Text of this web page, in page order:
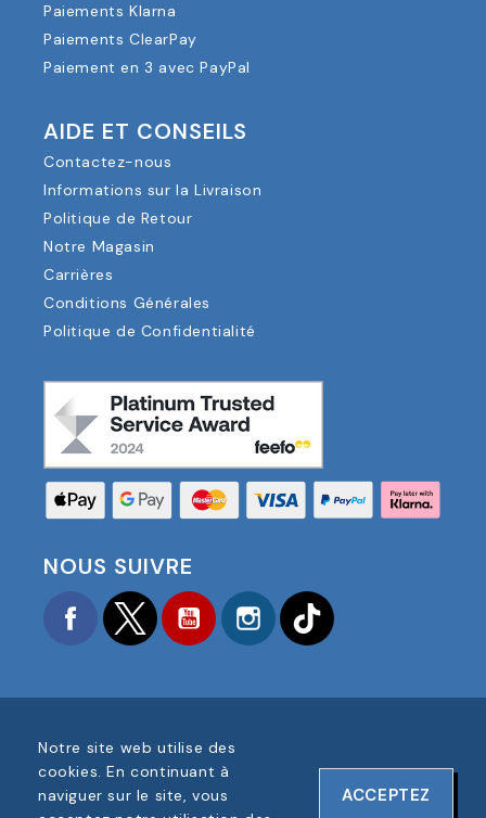
Paiements Klarna
Paiements ClearPay
Paiement en 3 avec PayPal
AIDE ET CONSEILS
Contactez-nous
Informations sur la Livraison
Politique de Retour
Notre Magasin
Carrières
Conditions Générales
Politique de Confidentialité
NOUS SUIVRE
FacebookTwitter YouTubeInstagram
COPYRIGHT © 2025 FOOTBALL AMERICA UK TOUS
DROITS RÉSERVÉS
NUMÉRO D'ENREGISTREMENT DE L'ENTREPRISE :
Notre site web utilise des
cookies. En continuant à
naviguer sur le site, vous
ACCEPTEZ